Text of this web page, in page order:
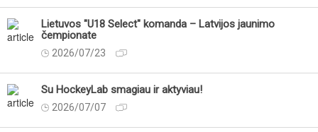
Lietuvos "U18 Select" komanda – Latvijos jaunimo
čempionate
2026/07/23
Su HockeyLab smagiau ir aktyviau!
2026/07/07